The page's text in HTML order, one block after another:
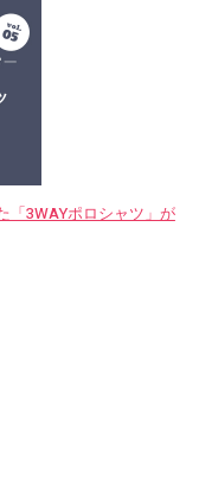
「3WAYポロシャツ」が